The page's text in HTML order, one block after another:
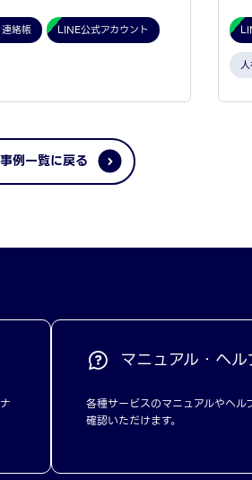
絡帳 LINE公式アカウント
事例一覧に戻る
マニュアル・ヘル
各種サービスのマニュアルやヘル
確認いただけます。